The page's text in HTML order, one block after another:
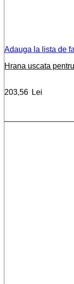
Adauga la lista de
Hrana uscata
203,56 Lei